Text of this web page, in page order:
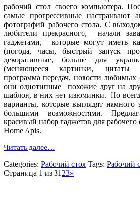
рабочий стол своего компьютера.
самые прогрессивные настраивают
фотографий рабочего стола. С
любители прекрасного, начали
гаджетами, которые могут иметь
(погода, часы, быстрый запуск
декоративные, больше для
(меняющееся картинки, цитаты
программа передач, новости
они однотипные похожие друг на
шаблон, в них нет изюминки. Но
варианты, которые выглядят намного
большими возможностями.
красивый набор гаджетов для
Home Apis.
Читать далее…
Categories: Рабочий стол Tags: Рабочий
Страница 1 из 31 23»